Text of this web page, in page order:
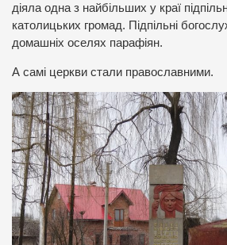
діяла одна з найбільших у краї
католицьких громад. Підпільні
домашніх оселях парафіян.
А самі церкви стали православними.